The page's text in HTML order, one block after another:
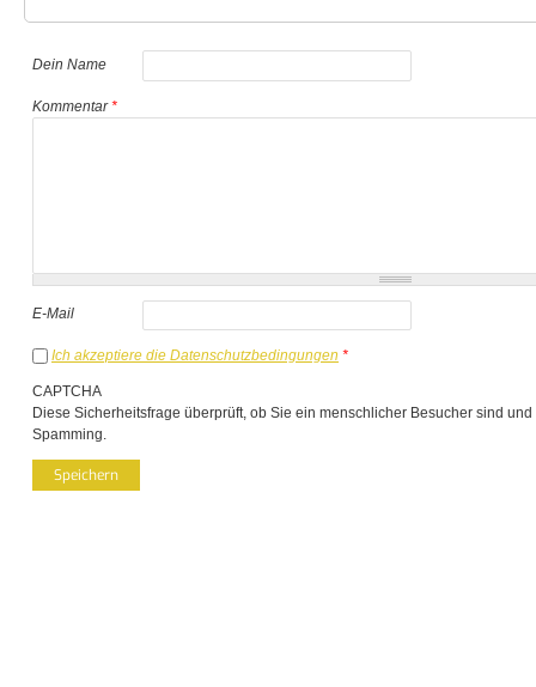
Dein Name
Kommentar*
E-Mail
Ich akzeptiere die Datenschutzbedingungen *
CAPTCHA
Diese Sicherheitsfrage überprüft, ob Sie ein menschlicher Besucher sind
Spamming.